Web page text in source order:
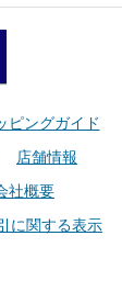
ピングガイド
店舗情報
社概要
に関する表示